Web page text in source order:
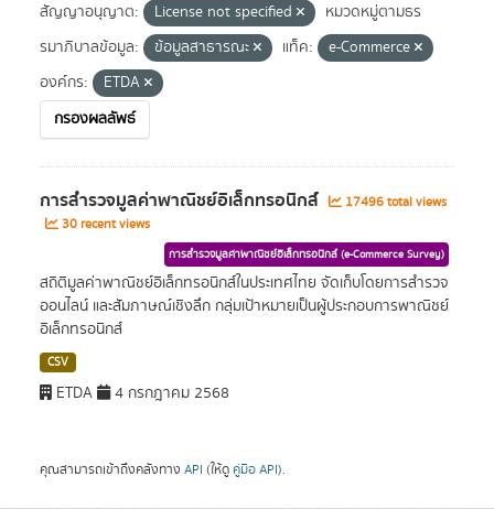
สัญญาอนุญาต: License not specified
หมวดหมู่ตามธร
รมาภิบาลข้อมูล:
ข้อมูลสาธารณะ แท็ค:
e-Commerce
องค์กร:
ETDA
กรองผลลัพธ์
การสำรวจมูลค่าพาณิชย์อิเล็กทรอนิกส์
17496 total views
30 recent views
การสำรวจมูลค่าพาณิชย์อิเล็กทรอนิกส์ (e-Commerce Survey)
สถิติมูลค่าพาณิชย์อิเล็กทรอนิกส์ในประเทศไทย จัดเก็บโดยการสำรวจ
ออนไลน์ และสัมภาษณ์เชิงลึก กลุ่มเป้าหมายเป็นผู้ประกอบการพาณิชย์
อิเล็กทรอนิกส์
CSV
ETDA 4 กรกฎาคม 2568
คุณสามารถเข้าถึงคลังทาง API (ให้ดู คู่มือ API).